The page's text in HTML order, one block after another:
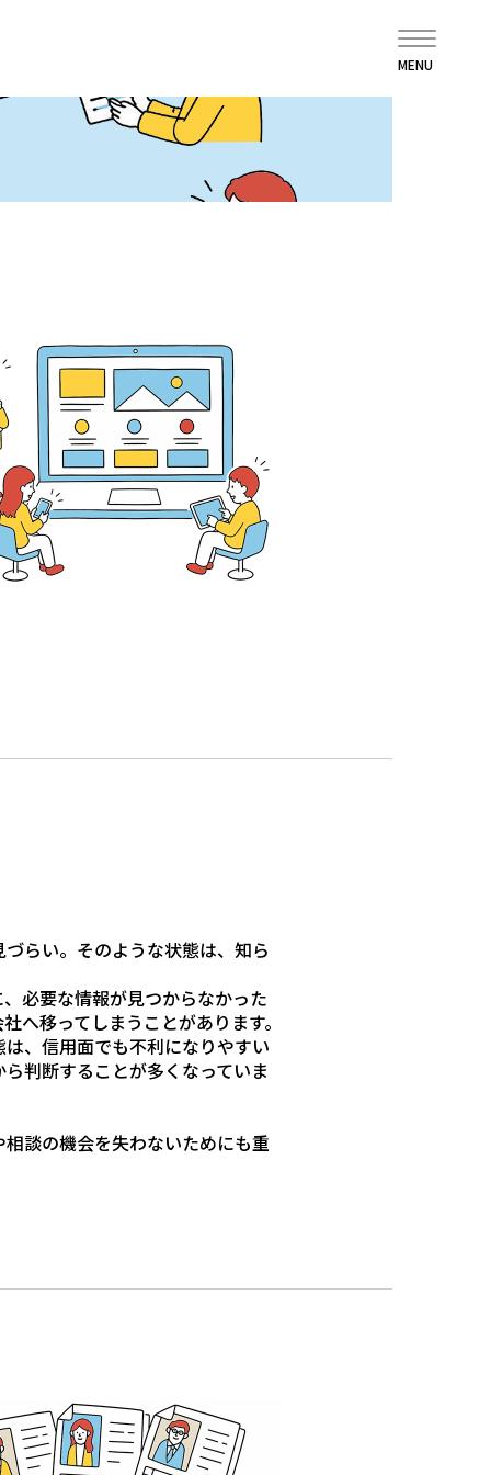
らい。そのような状態は、知ら
必要な情報が見つからなかった
へ移ってしまうことがあります。
、信用面でも不利になりやすい
判断することが多くなっていま
談の機会を失わないためにも重